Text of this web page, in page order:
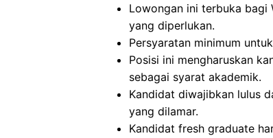
Lowongan ini terbuka bagi
yang diperlukan.
Persyaratan minimum
Posisi ini mengharuskan
sebagai syarat akademik.
Kandidat diwajibkan lulus
yang dilamar.
Kandidat fresh graduate